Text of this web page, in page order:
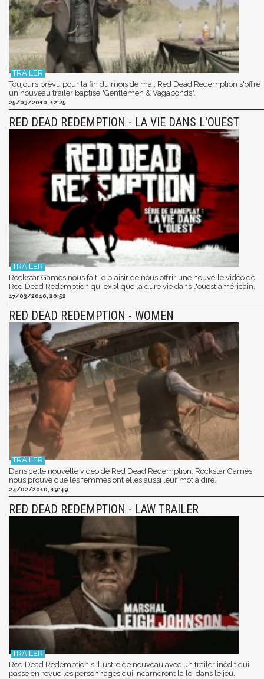
Toujours prévu pour la fin du mois de mai, Red Dead Redemption s'offre
un nouveau trailer baptisé "Gentlemen & Vagabonds".
25/03/2010, 12:25
RED DEAD REDEMPTION - LA VIE DANS L'OUEST
Rockstar Games nous fait le plaisir de nous offrir une nouvelle vidéo de
Red Dead Redemption qui explique la dure vie dans l'ouest américain.
17/03/2010, 20:52
RED DEAD REDEMPTION - WOMEN
Dans cette nouvelle vidéo de Red Dead Redemption, Rockstar Games
nous prouve que les femmes ont elles aussi leur mot à dire.
24/02/2010, 19:49
RED DEAD REDEMPTION - LAW TRAILER
Red Dead Redemption s'illustre de nouveau avec un trailer inédit qui
passe en revue les personnages qui incarneront la loi dans le jeu.